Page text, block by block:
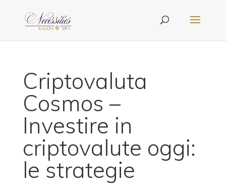
Criptovaluta
Cosmos –
Investire in
criptovalute oggi:
le strategie